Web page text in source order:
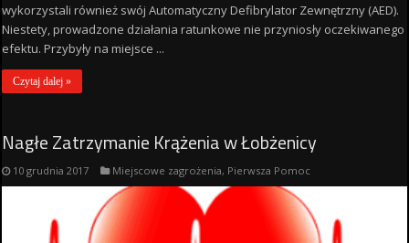
wykorzystali również swój Automatyczny Defibrylator Zewnętrzny (AED).
Niestety, prowadzone działania ratunkowe nie przyniosły oczekiwanego
efektu. Przybyły na miejsce ...
Czytaj dalej »
Nagłe Zatrzymanie Krążenia w Łobżenicy
10 grudnia 2017 Miejscowe zagrożenia, Pierwsza Pomoc